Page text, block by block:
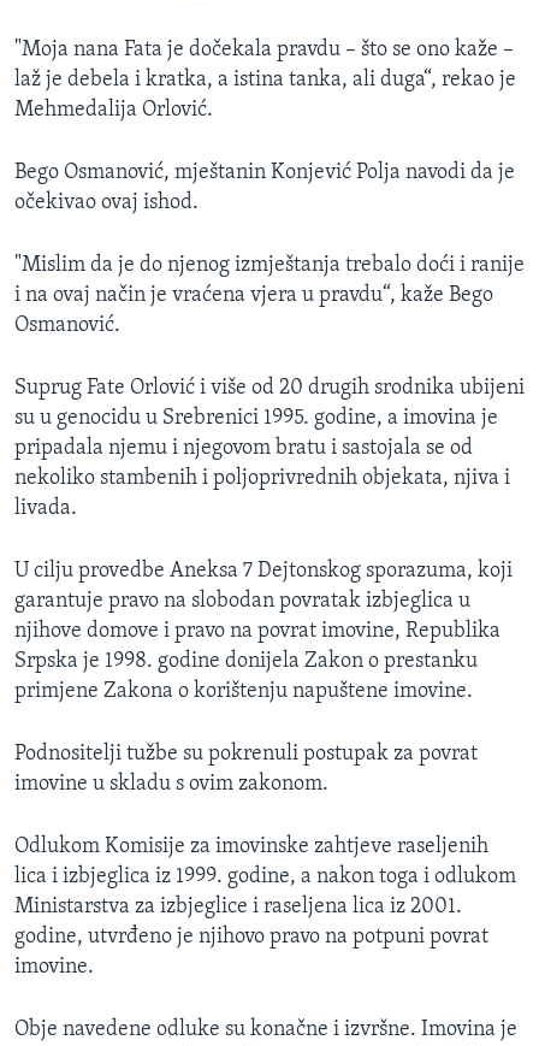
"Moja nana Fata je dočekala pravdu – što se ono kaže –
laž je debela i kratka, a istina tanka, ali duga“, rekao je
Mehmedalija Orlović.
Bego Osmanović, mještanin Konjević Polja navodi da je
očekivao ovaj ishod.
"Mislim da je do njenog izmještanja trebalo doći i ranije
i na ovaj način je vraćena vjera u pravdu“, kaže Bego
Osmanović.
Suprug Fate Orlović i više od 20 drugih srodnika ubijeni
su u genocidu u Srebrenici 1995. godine, a imovina je
pripadala njemu i njegovom bratu i sastojala se od
nekoliko stambenih i poljoprivrednih objekata, njiva i
livada.
U cilju provedbe Aneksa 7 Dejtonskog sporazuma, koji
garantuje pravo na slobodan povratak izbjeglica u
njihove domove i pravo na povrat imovine, Republika
Srpska je 1998. godine donijela Zakon o prestanku
primjene Zakona o korištenju napuštene imovine.
Podnositelji tužbe su pokrenuli postupak za povrat
imovine u skladu s ovim zakonom.
Odlukom Komisije za imovinske zahtjeve raseljenih
lica i izbjeglica iz 1999. godine, a nakon toga i odlukom
Ministarstva za izbjeglice i raseljena lica iz 2001.
godine, utvrđeno je njihovo pravo na potpuni povrat
imovine.
Obje navedene odluke su konačne i izvršne. Imovina je